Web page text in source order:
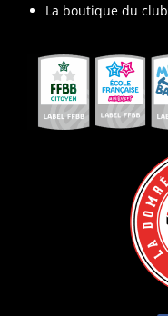
La boutique du club